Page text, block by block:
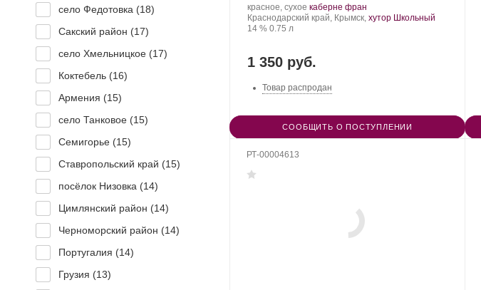
Производитель:
Шато
Андре.
красное, сухое .
Сорт
каберне фран
Регион:
Краснодарский край, Крымск, хутор Школьный
Крепость
14 %. Объем
0.75 л
1 350 руб.
Товар распродан
СООБЩИТЬ О ПОСТУПЛЕНИИ
РТ-00004613
село Федотовка (18)
Сакский район (17)
село Хмельницкое (17)
Коктебель (16)
Армения (15)
село Танковое (15)
Семигорье (15)
Ставропольский край (15)
посёлок Низовка (14)
Цимлянский район (14)
Черноморский район (14)
Португалия (14)
Грузия (13)